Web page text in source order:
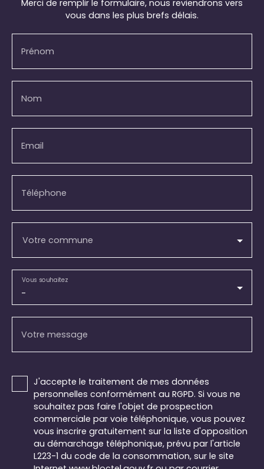
Merci de remplir le formulaire, nous reviendrons vers
vous dans les plus brefs délais.
Prénom
Nom
Email
Téléphone
Votre commune
-
Vous souhaitez
Votre message
J'accepte le traitement de mes données
personnelles conformément au RGPD. Si vous ne
souhaitez pas faire l'objet de prospection
commerciale par voie téléphonique, vous pouvez
vous inscrire gratuitement sur la liste d'opposition
au démarchage téléphonique, prévu par l'article
L223-1 du code de la consommation, sur le site